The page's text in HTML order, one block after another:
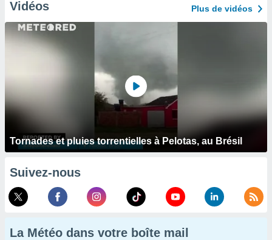
Vidéos Plus de vidéos
Tornades et pluies torrentielles à Pelotas, au Brésil
Suivez-nous
La Météo dans votre boîte mail